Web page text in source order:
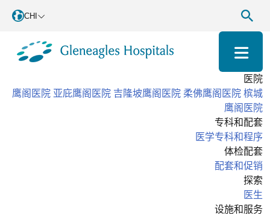
CHI
医院
鹰阁医院 亚庇鹰阁医院 吉隆坡鹰阁医院 柔佛鹰阁医院 槟城
鹰阁医院
专科和配套
医学专科和程序
体检配套
配套和促销
探索
医生
设施和服务